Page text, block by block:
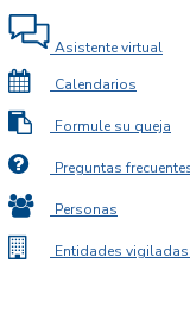
Asistente virtual
Calendarios
Formule su queja
Preguntas
Personas
Entidades